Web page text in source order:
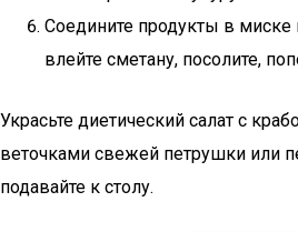
Соедините продукты в миске
влейте сметану, посолите,
Украсьте диетический салат с
веточками свежей петрушки или
подавайте к столу.